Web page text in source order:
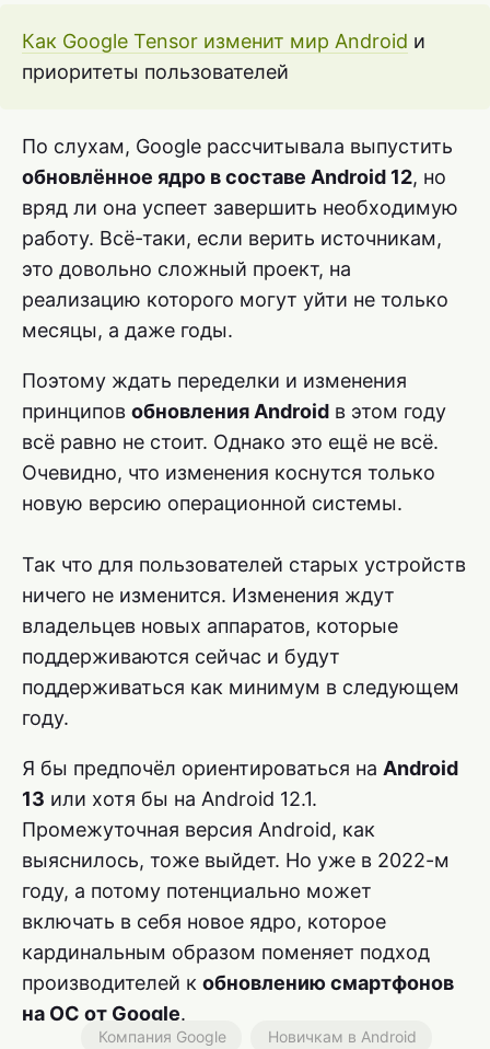
Как Google Tensor изменит мир Android и
приоритеты пользователей
По слухам, Google рассчитывала выпустить
обновлённое ядро в составе Android 12, но
вряд ли она успеет завершить необходимую
работу. Всё-таки, если верить источникам,
это довольно сложный проект, на
реализацию которого могут уйти не только
месяцы, а даже годы.
Поэтому ждать переделки и изменения
принципов обновления Android в этом году
всё равно не стоит. Однако это ещё не всё.
Очевидно, что изменения коснутся только
новую версию операционной системы.
Так что для пользователей старых устройств
ничего не изменится. Изменения ждут
владельцев новых аппаратов, которые
поддерживаются сейчас и будут
поддерживаться как минимум в следующем
году.
Я бы предпочёл ориентироваться на Android
13 или хотя бы на Android 12.1.
Промежуточная версия Android, как
выяснилось, тоже выйдет. Но уже в 2022-м
году, а потому потенциально может
включать в себя новое ядро, которое
кардинальным образом поменяет подход
производителей к обновлению смартфонов
на ОС от Google.
Компания Google Новичкам в Android